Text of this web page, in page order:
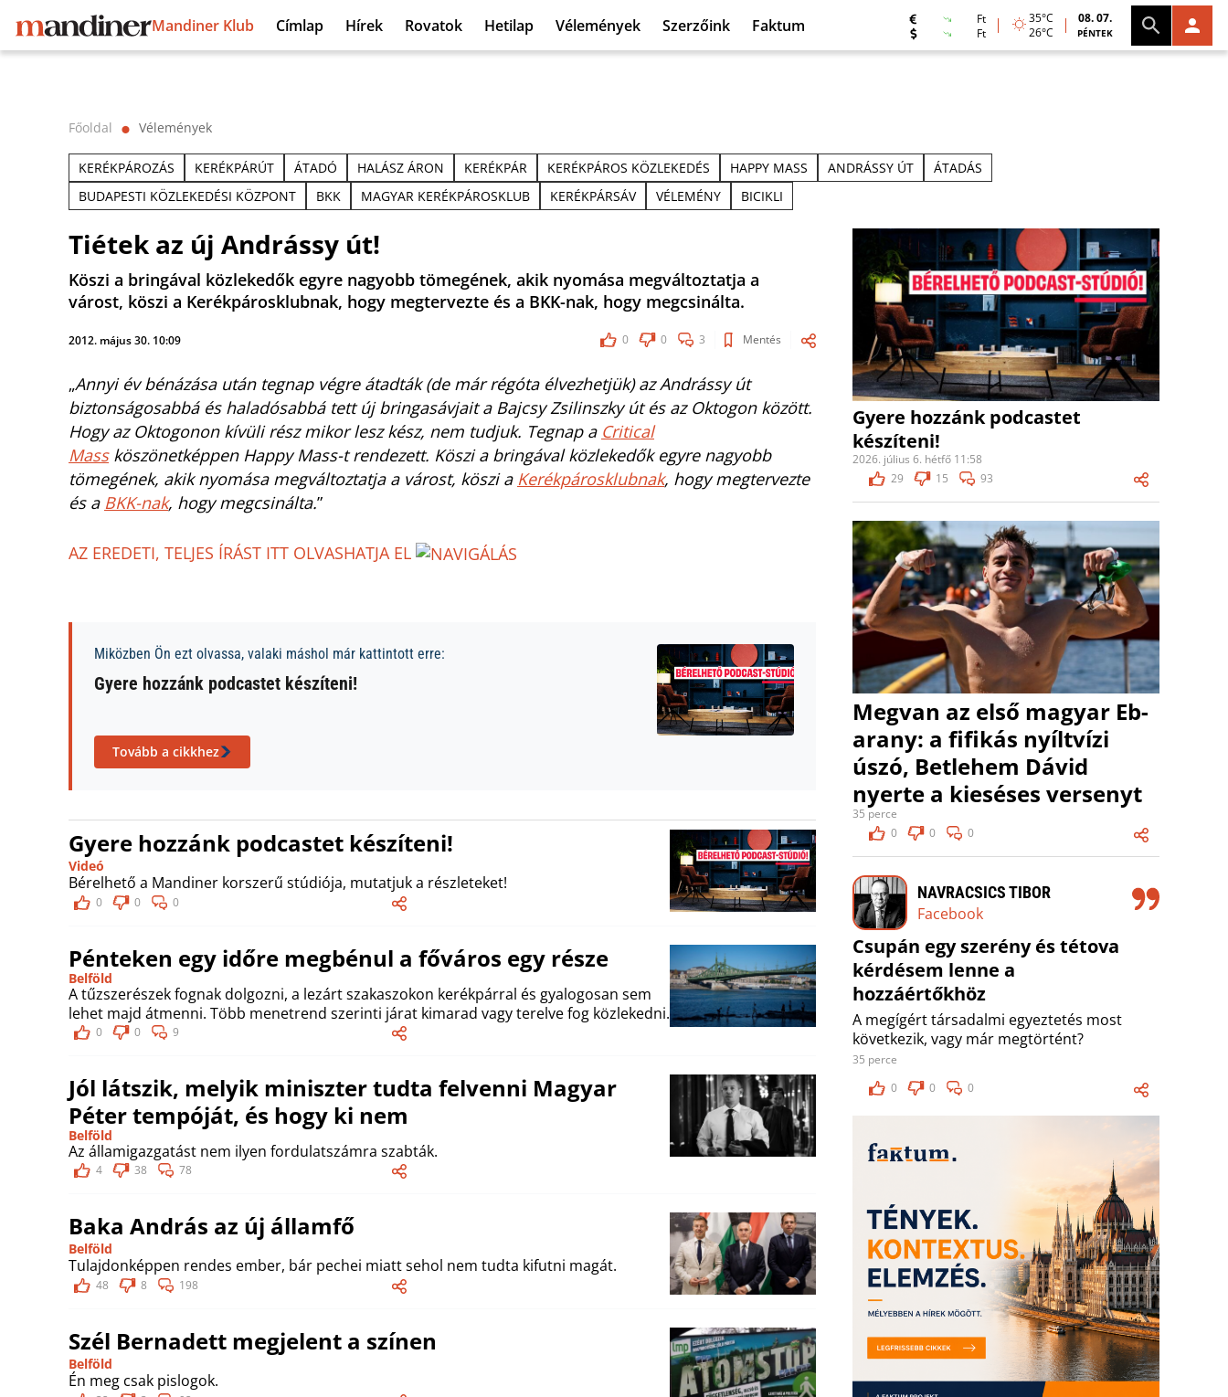
Mandiner Klub Címlap Hírek Rovatok Hetilap Vélemények Szerzőink Faktum
Ft
Ft
35°C
26°C
08. 07.
PÉNTEK
Főoldal ⬤ Vélemények
KERÉKPÁROZÁS KERÉKPÁRÚT ÁTADÓ HALÁSZ ÁRON KERÉKPÁR KERÉKPÁROS KÖZLEKEDÉS HAPPY MASS ANDRÁSSY ÚT
ÁTADÁS
BUDAPESTI KÖZLEKEDÉSI KÖZPONT
BKK MAGYAR KERÉKPÁROSKLUB KERÉKPÁRSÁV VÉLEMÉNY BICIKLI
Tiétek az új Andrássy út!
Köszi a bringával közlekedők egyre nagyobb tömegének, akik nyomása megváltoztatja a
várost, köszi a Kerékpárosklubnak, hogy megtervezte és a BKK-nak, hogy megcsinálta.
2012. május 30. 10:09 0 0 3 Mentés
„Annyi év bénázása után tegnap végre átadták (de már régóta élvezhetjük) az Andrássy út
biztonságosabbá és haladósabbá tett új bringasávjait a Bajcsy Zsilinszky út és az Oktogon között.
Hogy az Oktogonon kívüli rész mikor lesz kész, nem tudjuk. Tegnap a Critical
Massköszönetképpen Happy Mass-t rendezett. Köszi a bringával közlekedők egyre nagyobb
tömegének, akik nyomása megváltoztatja a várost, köszi a Kerékpárosklubnak, hogy megtervezte
és a BKK-nak, hogy megcsinálta.”
AZ EREDETI, TELJES ÍRÁST ITT OLVASHATJA EL
Miközben Ön ezt olvassa, valaki máshol már kattintott erre:
Gyere hozzánk podcastet készíteni!
Tovább a cikkhez
Gyere hozzánk podcastet készíteni!
Videó
Bérelhető a Mandiner korszerű stúdiója, mutatjuk a részleteket!
0 0 0
Pénteken egy időre megbénul a főváros egy része
Belföld
A tűzszerészek fognak dolgozni, a lezárt szakaszokon kerékpárral és gyalogosan sem
lehet majd átmenni. Több menetrend szerinti járat kimarad vagy terelve fog közlekedni.
0 0 9
Jól látszik, melyik miniszter tudta felvenni Magyar
Péter tempóját, és hogy ki nem
Belföld
Az államigazgatást nem ilyen fordulatszámra szabták.
4 38 78
Baka András az új államfő
Belföld
Tulajdonképpen rendes ember, bár pechei miatt sehol nem tudta kifutni magát.
48 8 198
Szél Bernadett megjelent a színen
Belföld
Én meg csak pislogok.
Gyere hozzánk podcastet
készíteni!
2026. július 6. hétfő 11:58
29
15 93
Megvan az első magyar Eb-
arany: a fifikás nyíltvízi
úszó, Betlehem Dávid
nyerte a kieséses versenyt
35 perce
0
0 0
NAVRACSICS TIBOR
Facebook
Csupán egy szerény és tétova
kérdésem lenne a
hozzáértőkhöz
A megígért társadalmi egyeztetés most
következik, vagy már megtörtént?
35 perce
0
0 0